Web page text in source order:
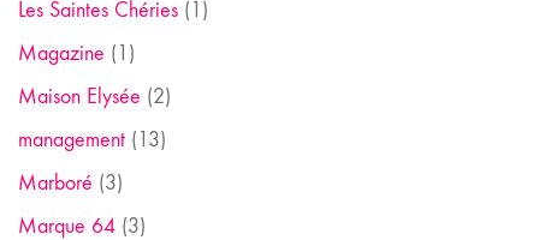
Les Saintes Chéries (1)
Magazine (1)
Maison Elysée (2)
management (13)
Marboré (3)
Marque 64 (3)